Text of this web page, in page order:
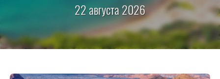
22 августа 2026